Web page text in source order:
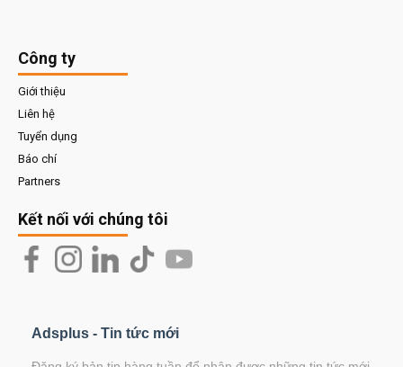
Công ty
Giới thiệu
Liên hệ
Tuyển dụng
Báo chí
Partners
Kết nối với chúng tôi